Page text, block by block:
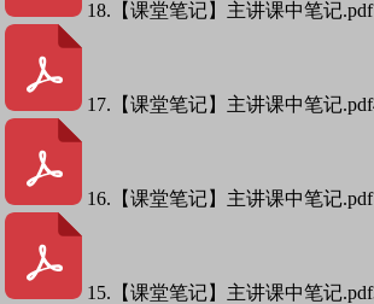
18.【课堂笔记】主讲课中笔记.pdf
17.【课堂笔记】主讲课中笔记.pdf
16.【课堂笔记】主讲课中笔记.pdf
15.【课堂笔记】主讲课中笔记.pdf